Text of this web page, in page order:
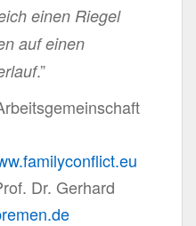
einen Riegel
auf einen
.”
familyconflict.eu
Gerhard